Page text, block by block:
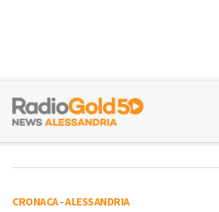
CRONACA-ALESSANDRIA